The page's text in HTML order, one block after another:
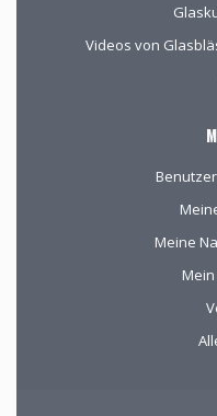
Videos von
Meine